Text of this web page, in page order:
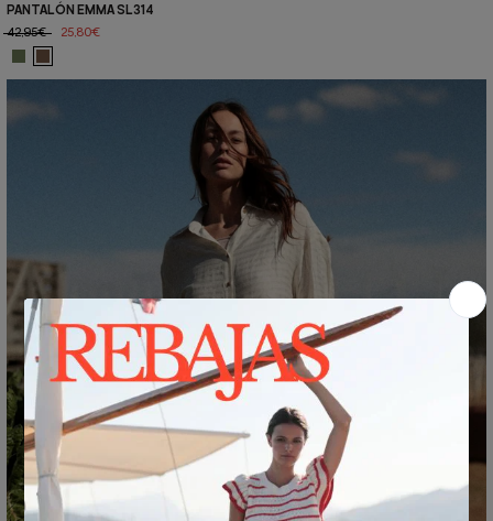
PANTALÓN EMMA SL314
42,95€
25,80€